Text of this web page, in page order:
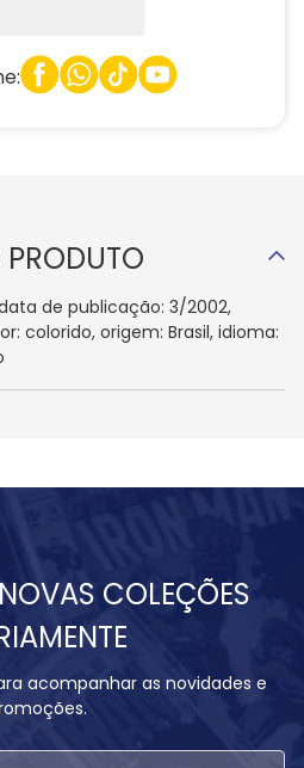
de publicação: 3/2002,
colorido, origem: Brasil, idioma:
COLEÇÕES
acompanhar as novidades e